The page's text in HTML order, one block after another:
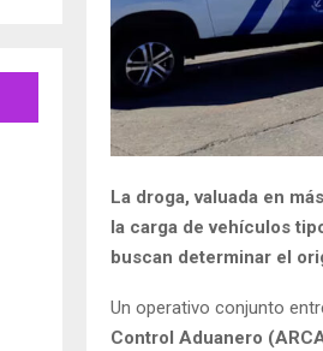
La droga, valuada en
la carga de vehículos
buscan determinar el
Un operativo conjunto
Control Aduanero